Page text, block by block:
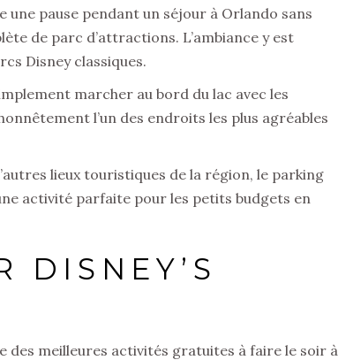
une pause pendant un séjour à Orlando sans
de parc d’attractions. L’ambiance y est
Disney classiques.
marcher au bord du lac avec les
l’un des endroits les plus agréables
lieux touristiques de la région, le parking
activité parfaite pour les petits budgets en
DISNEY’S
des meilleures activités gratuites à faire le soir à